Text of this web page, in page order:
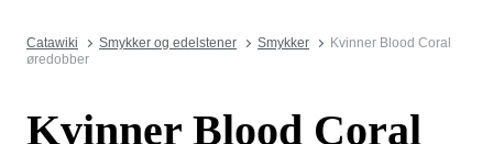
Catawiki Smykker og edelstener Smykker
Kvinner Blood Coral
øredobber
Kvinner Blood Coral